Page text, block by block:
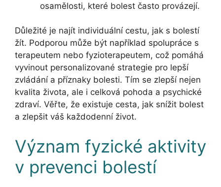
osamělosti, které bolest často provázejí.
Důležité je najít individuální cestu, jak s bolestí
žít. Podporou může být například spolupráce s
terapeutem nebo fyzioterapeutem, což pomáhá
vyvinout personalizované strategie pro lepší
zvládání a příznaky bolesti. Tím se zlepší nejen
kvalita života, ale i celková pohoda a psychické
zdraví. Věřte, že existuje cesta, jak snížit bolest
a zlepšit váš každodenní život.
Význam fyzické aktivity
v prevenci bolestí